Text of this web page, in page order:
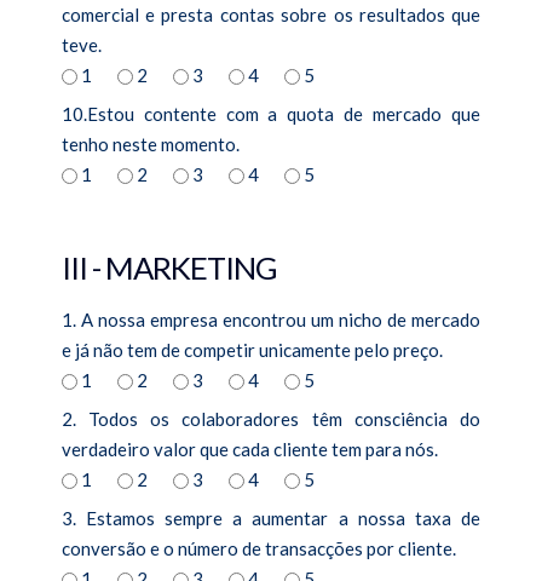
comercial e presta contas sobre os resultados que
teve.
1
2 3 4
5
10.Estou contente com a quota de mercado que
tenho neste momento.
1
2 3 4 5
III - MARKETING
1. A nossa empresa encontrou um nicho de mercado
e já não tem de competir unicamente pelo preço.
1
2 3 4
5
2. Todos os colaboradores têm consciência do
verdadeiro valor que cada cliente tem para nós.
1
2 3 4
5
3. Estamos sempre a aumentar a nossa taxa de
conversão e o número de transacções por cliente.